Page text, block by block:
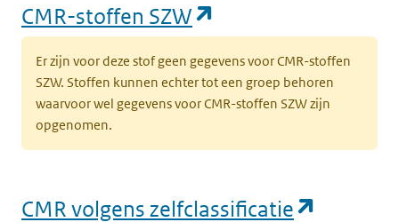
CMR-stoffen SZW
Er zijn voor deze stof geen gegevens voor CMR-stoffen
SZW. Stoffen kunnen echter tot een groep behoren
waarvoor wel gegevens voor CMR-stoffen SZW zijn
opgenomen.
CMR volgens zelfclassificatie